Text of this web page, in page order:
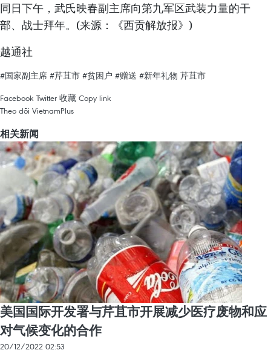
同日下午，武氏映春副主席向第九军区武装力量的干
部、战士拜年。(来源：《西贡解放报》)
越通社
#国家副主席 #芹苴市 #贫困户 #赠送 #新年礼物 芹苴市
Facebook Twitter 收藏 Copy link
Theo dõi VietnamPlus
相关新闻
美国国际开发署与芹苴市开展减少医疗废物和应
对气候变化的合作
20/12/2022 02:53